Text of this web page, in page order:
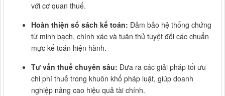
với cơ quan thuế.
Hoàn thiện sổ sách kế toán: Đảm bảo hệ thống chứng
từ minh bạch, chính xác và tuân thủ tuyệt đối các chuẩn
mực kế toán hiện hành.
Tư vấn thuế chuyên sâu: Đưa ra các giải pháp tối ưu
chi phí thuế trong khuôn khổ pháp luật, giúp doanh
nghiệp nâng cao hiệu quả tài chính.